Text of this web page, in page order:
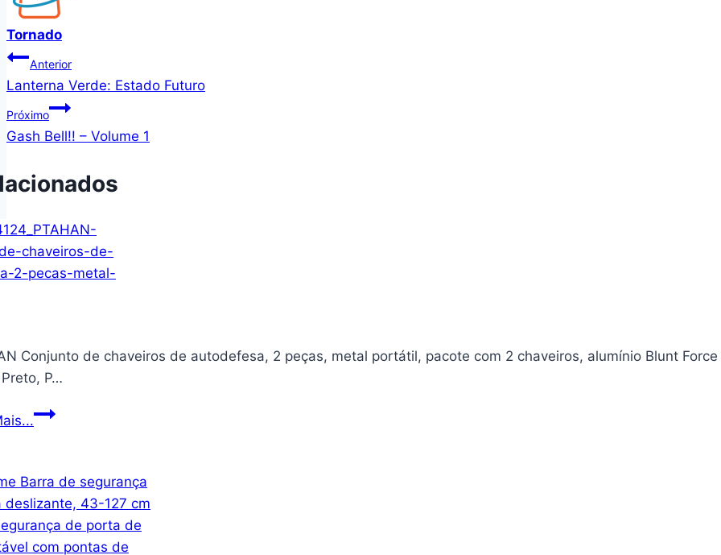
Tornado
Navegação
de
Post
Anterior
Lanterna Verde: Estado Futuro
Próximo
Gash Bell!! – Volume 1
Conjunto de chaveiros de autodefesa, 2 peças, metal portátil, pacote com 2 chaveiros, alumínio Blunt Force
P…
PTAHAN
chaveiros
de
autodefesa,
2